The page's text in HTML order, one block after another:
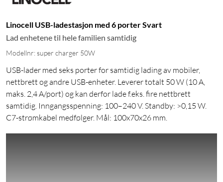
Linocell USB-ladestasjon med 6 porter Svart
Lad enhetene til hele familien samtidig
Modellnr: super charger 50W
USB-lader med seks porter for samtidig lading av mobiler,
nettbrett og andre USB-enheter. Leverer totalt 50 W (10 A,
maks. 2,4 A/port) og kan derfor lade f.eks. fire nettbrett
samtidig. Inngangsspenning: 100–240 V. Standby: >0,15 W.
C7-strømkabel medfølger. Mål: 100x70x26 mm.